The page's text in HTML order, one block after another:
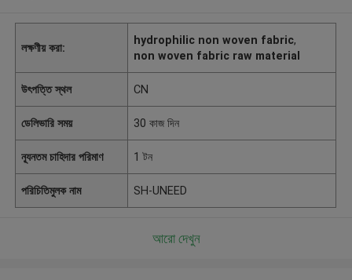
লক্ষণীয় করা:
hydrophilic non woven fabric,
non woven fabric raw material
উৎপত্তি স্থল CN
ডেলিভারি সময় 30 কাজ দিন
ন্যূনতম চাহিদার পরিমাণ 1 টন
পরিচিতিমুলক নাম SH-UNEED
আরো দেখুন